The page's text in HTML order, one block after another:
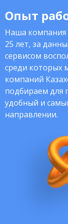
Опыт
Наша компания
25 лет, за
сервисом
среди которых
компаний
подбираем для
удобный и
направлении.